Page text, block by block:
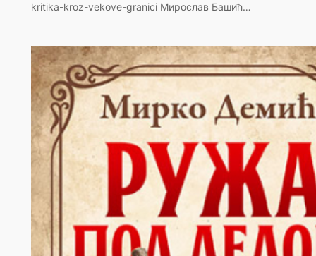
kritika-kroz-vekove-granici Мирослав Башић…